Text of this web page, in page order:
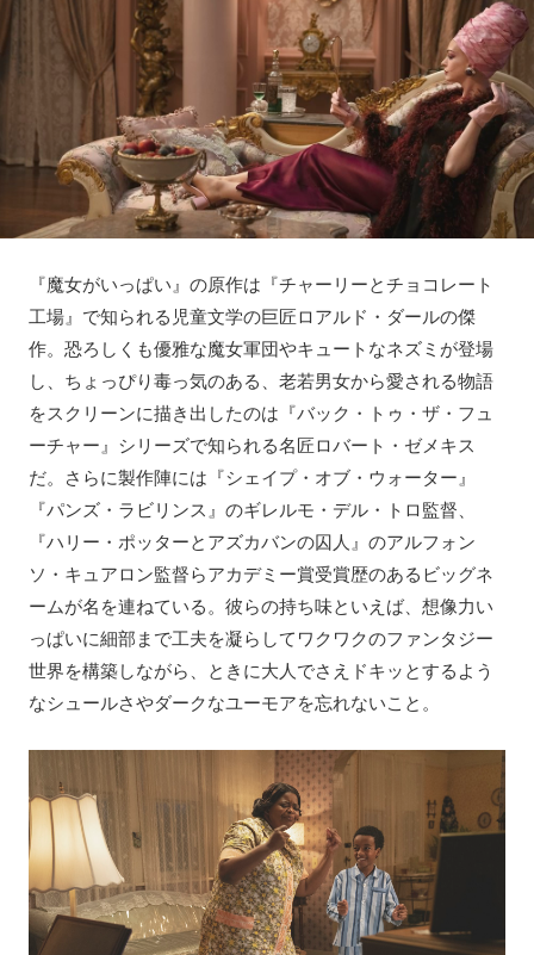
『魔女がいっぱい』の原作は『チャーリーとチョコレート
工場』で知られる児童文学の巨匠ロアルド・ダールの傑
作。恐ろしくも優雅な魔女軍団やキュートなネズミが登場
し、ちょっぴり毒っ気のある、老若男女から愛される物語
をスクリーンに描き出したのは『バック・トゥ・ザ・フュ
ーチャー』シリーズで知られる名匠ロバート・ゼメキス
だ。さらに製作陣には『シェイプ・オブ・ウォーター』
『パンズ・ラビリンス』のギレルモ・デル・トロ監督、
『ハリー・ポッターとアズカバンの囚人』のアルフォン
ソ・キュアロン監督らアカデミー賞受賞歴のあるビッグネ
ームが名を連ねている。彼らの持ち味といえば、想像力い
っぱいに細部まで工夫を凝らしてワクワクのファンタジー
世界を構築しながら、ときに大人でさえドキッとするよう
なシュールさやダークなユーモアを忘れないこと。